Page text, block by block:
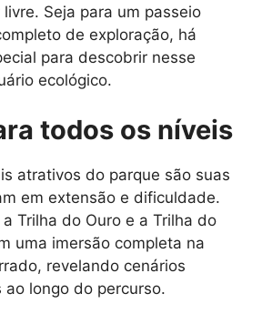
Seja para um passeio
de exploração, há
para descobrir nesse
ecológico.
todos os níveis
atrativos do parque são suas
em extensão e dificuldade.
Trilha do Ouro e a Trilha do
uma imersão completa na
revelando cenários
ao longo do percurso.